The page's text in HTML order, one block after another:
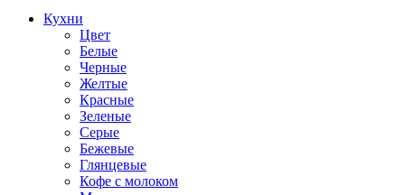
Кухни
Цвет
Белые
Черные
Желтые
Красные
Зеленые
Серые
Бежевые
Глянцевые
Кофе с молоком